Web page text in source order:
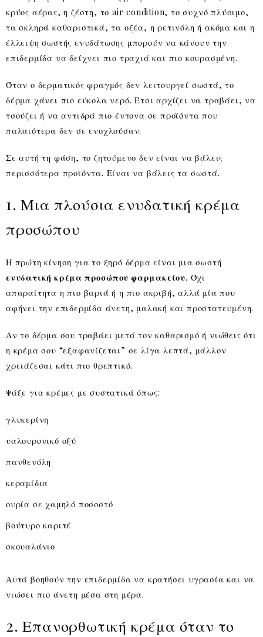
κρύος αέρας, η ζέστη, το air condition, το συχνό πλύσιμο,
τα σκληρά καθαριστικά, τα οξέα, η ρετινόλη ή ακόμα και η
έλλειψη σωστής ενυδάτωσης μπορούν να κάνουν την
επιδερμίδα να δείχνει πιο τραχιά και πιο κουρασμένη.
Όταν ο δερματικός φραγμός δεν λειτουργεί σωστά, το
δέρμα χάνει πιο εύκολα νερό. Έτσι αρχίζει να τραβάει, να
τσούζει ή να αντιδρά πιο έντονα σε προϊόντα που
παλαιότερα δεν σε ενοχλούσαν.
Σε αυτή τη φάση, το ζητούμενο δεν είναι να βάλεις
περισσότερα προϊόντα. Είναι να βάλεις τα σωστά.
1. Μια πλούσια ενυδατική κρέμα
προσώπου
Η πρώτη κίνηση για το ξηρό δέρμα είναι μια σωστή
ενυδατική κρέμα προσώπου φαρμακείου. Όχι
απαραίτητα η πιο βαριά ή η πιο ακριβή, αλλά μία που
αφήνει την επιδερμίδα άνετη, μαλακή και προστατευμένη.
Αν το δέρμα σου τραβάει μετά τον καθαρισμό ή νιώθεις ότι
η κρέμα σου “εξαφανίζεται” σε λίγα λεπτά, μάλλον
χρειάζεσαι κάτι πιο θρεπτικό.
Ψάξε για κρέμες με συστατικά όπως:
γλυκερίνη
υαλουρονικό οξύ
πανθενόλη
κεραμίδια
ουρία σε χαμηλό ποσοστό
βούτυρο καριτέ
σκουαλάνιο
Αυτά βοηθούν την επιδερμίδα να κρατήσει υγρασία και να
νιώσει πιο άνετη μέσα στη μέρα.
2. Επανορθωτική κρέμα όταν το